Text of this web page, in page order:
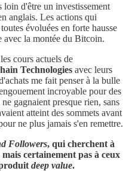
loin d'être un investissement
anglais. Les actions qui
évoluées en forte hausse
avec la montée du Bitcoin.
cours actuels de
Technologies avec leurs
me fait penser à la bulle
incroyable pour des
gagnaient presque rien, sans
atteint des sommets avant
ne plus jamais s'en remettre.
Followers, qui cherchent à
certainement pas à ceux
deep value.